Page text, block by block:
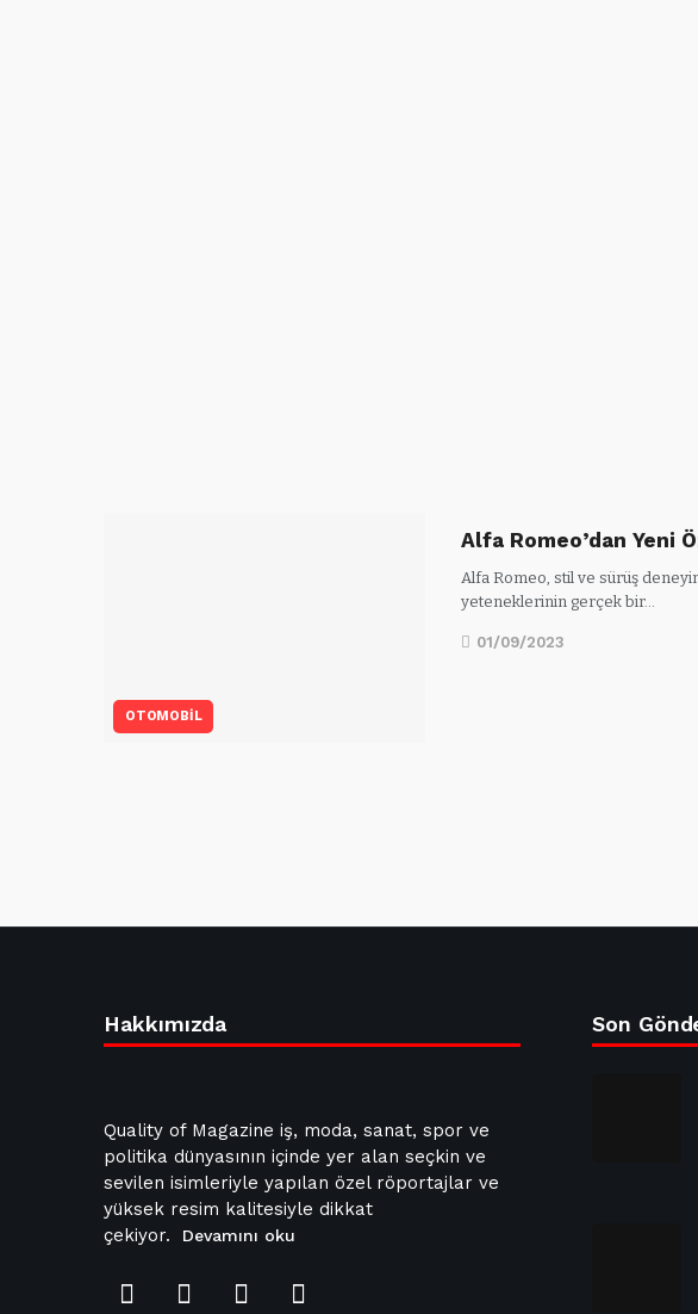
OTOMOBİL
Alfa Romeo’dan Yeni
Alfa Romeo, stil ve sürüş
yeteneklerinin gerçek bir…
01/09/2023
Hakkımızda
Quality of Magazine iş, moda, sanat, spor ve
politika dünyasının içinde yer alan seçkin ve
sevilen isimleriyle yapılan özel röportajlar ve
yüksek resim kalitesiyle dikkat
çekiyor.
Devamını oku
Son